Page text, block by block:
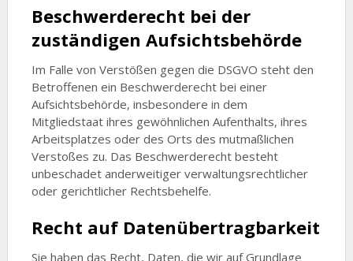
Beschwerde­recht bei der
zuständigen Aufsichts­behörde
Im Falle von Verstößen gegen die DSGVO steht den
Betroffenen ein Beschwerderecht bei einer
Aufsichtsbehörde, insbesondere in dem
Mitgliedstaat ihres gewöhnlichen Aufenthalts, ihres
Arbeitsplatzes oder des Orts des mutmaßlichen
Verstoßes zu. Das Beschwerderecht besteht
unbeschadet anderweitiger verwaltungsrechtlicher
oder gerichtlicher Rechtsbehelfe.
Recht auf Daten­übertrag­barkeit
Sie haben das Recht, Daten, die wir auf Grundlage